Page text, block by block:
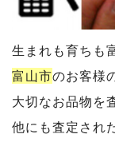
生まれも育ちも
富山市のお客様
大切なお品物を
他にも査定され